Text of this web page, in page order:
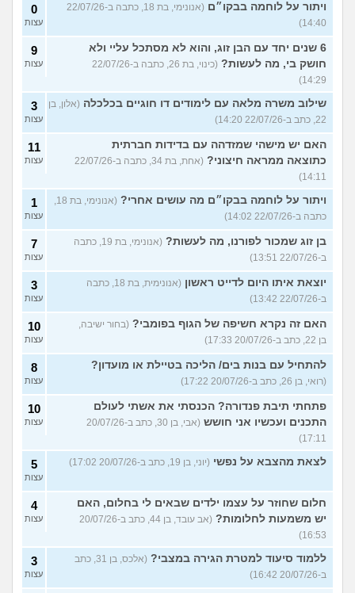
ויתור על לוחמה בבקו״ם
(אנונימי, בת 18, כתבה ב-22/07/26
14:40)
0
עצות
6 שנים יחד עם הבן זוג, והוא לא מסתכל עליי ולא
חושק בי, מה לעשות?
(כינוי, בת 26, כתבה ב-22/07/26
14:29)
9
עצות
שילוב משרה מלאה עם לימודים דו חוגיים בכלכלה (אלון, בן
22, כתב ב-22/07/26 14:20)
3
עצות
האם יש מישהי שמזדהה עם בדידות חברתית
כתוצאה ממראה חיצוני?
(אחת, בת 34, כתבה ב-22/07/26
14:11)
11
עצות
ויתור על לוחמה בבקו״ם מה עושים אחרי?
(אנונימי, בת 18,
כתבה ב-22/07/26 14:02)
1
עצות
בן זוג שמכור לפורנו, מה לעשות?
(אנונימי, בת 19, כתבה
ב-22/07/26 13:51)
7
עצות
יוצאת איתו היום לדייט ראשון
(אנונימית, בת 18, כתבה
ב-22/07/26 13:42)
3
עצות
האם זה נקרא חשיפה של הגוף בפומבי? (בחור ישיבה,
בן 22, כתב ב-20/07/26 17:33)
10
עצות
להתחיל עם בנות בים/ הליכה בטיילת או מועדון?
(רואי, בן 26, כתב ב-20/07/26 17:22)
8
עצות
פתחתי תיבת פנדורה? הכנסתי את אשתי לעולם
התכנים ועכשיו אני חושש
(אבי, בן 30, כתב ב-20/07/26
17:11)
10
עצות
לצאת מהצבא על נפשי (יוני, בן 19, כתב ב-20/07/26 17:02) 5
עצות
חלום שחוזר על עצמו ילדים שבאים לי בחלום, האם
יש משמעות לחלומות?
(אב עובד, בן 44, כתב ב-20/07/26
16:53)
4
עצות
ללמוד סיעוד למטרת הגירה במצבי?
(אלכס, בן 31, כתב
ב-20/07/26 16:42)
3
עצות